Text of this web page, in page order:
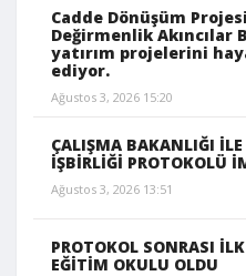
Cadde Dönüşüm
Değirmenlik Akıncılar
yatırım projelerini
ediyor.
Ağustos 3, 2026 15:20
ÇALIŞMA BAKANLIĞI
İŞBİRLİĞİ PROTOKOLÜ
Ağustos 3, 2026 13:51
PROTOKOL SONRASI
EĞİTİM OKULU OLDU